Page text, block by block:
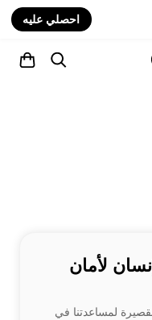
احصلي عليه
لأمان
لمساعدتنا في